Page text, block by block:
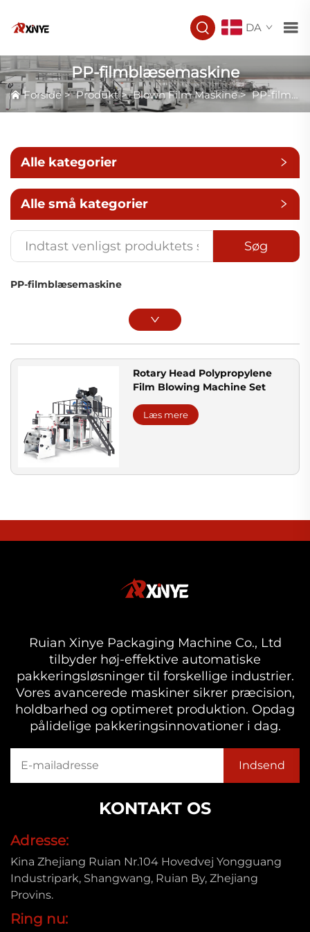
DA
PP-filmblæsemaskine
Forside>Produkt>Blown Film Maskine>PP-filmblæsemaskine
Alle kategorier
Alle små kategorier
Søg
PP-filmblæsemaskine
Rotary Head Polypropylene
Film Blowing Machine Set
Læs mere
Ruian Xinye Packaging Machine Co., Ltd
tilbyder høj-effektive automatiske
pakkeringsløsninger til forskellige industrier.
Vores avancerede maskiner sikrer præcision,
holdbarhed og optimeret produktion. Opdag
pålidelige pakkeringsinnovationer i dag.
KONTAKT OS
Adresse:
Kina Zhejiang Ruian Nr.104 Hovedvej Yongguang
Industripark, Shangwang, Ruian By, Zhejiang
Provins.
Ring nu: